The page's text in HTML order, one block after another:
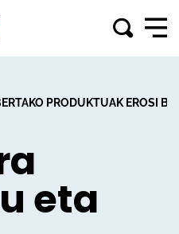
PRODUKTUAK EROSI
eta